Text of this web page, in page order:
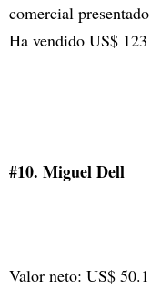
comercial
Ha vendido US$
#10. Miguel Dell
Valor neto: US$